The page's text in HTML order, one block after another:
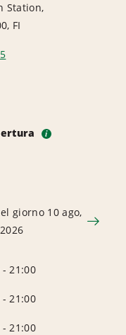
Station,
FI
i
giorno 10 ago,
2026
- 21:00
- 21:00
- 21:00